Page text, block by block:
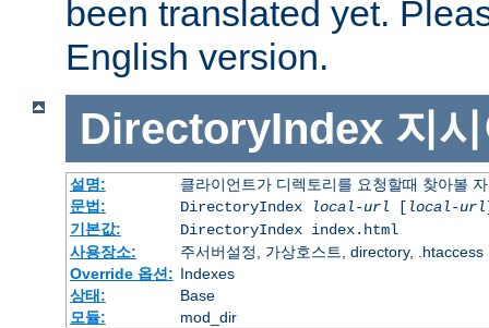
been translated yet.
English version.
DirectoryIndex 지
설명:
클라이언트가 디렉토리를 요청할때 찾아볼
문법:
DirectoryIndex local-url [ local-url
기본값:
DirectoryIndex index.html
사용장소:
주서버설정, 가상호스트, directory, .htaccess
Override 옵션: Indexes
상태:
Base
모듈:
mod_dir